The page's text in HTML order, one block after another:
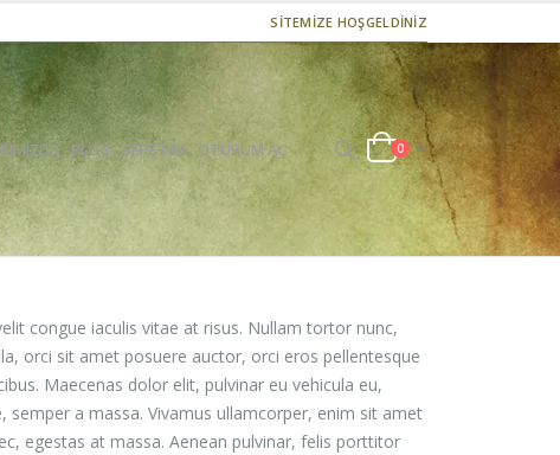
SİTEMİZE HOŞGELDİNİZ
BLOG SEPETIM OTURUM AÇ 0
congue iaculis vitae at risus. Nullam tortor nunc,
orci sit amet posuere auctor, orci eros pellentesque
Maecenas dolor elit, pulvinar eu vehicula eu,
a massa. Vivamus ullamcorper, enim sit amet
egestas at massa. Aenean pulvinar, felis porttitor